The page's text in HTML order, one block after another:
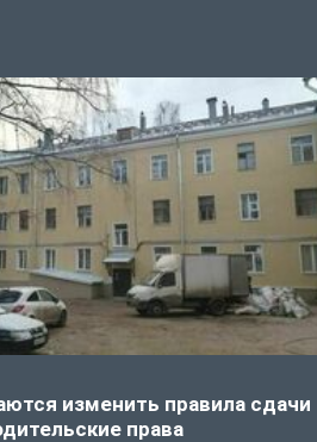
изменить правила сдачи
права